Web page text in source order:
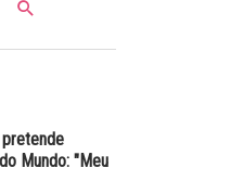
Mundo: "Meu